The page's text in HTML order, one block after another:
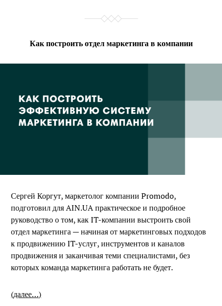
Как построить отдел маркетинга в компании
Сергей Коргут, маркетолог компании Promodo,
подготовил для AIN.UA практическое и подробное
руководство о том, как IT-компании выстроить свой
отдел маркетинга — начиная от маркетинговых подходов
к продвижению IT-услуг, инструментов и каналов
продвижения и заканчивая теми специалистами, без
которых команда маркетинга работать не будет.
(далее…)